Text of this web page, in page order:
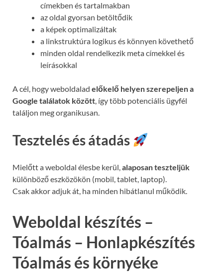
címekben és tartalmakban
az oldal gyorsan betöltődik
a képek optimalizáltak
a linkstruktúra logikus és könnyen követhető
minden oldal rendelkezik meta címekkel és
leírásokkal
A cél, hogy weboldalad előkelő helyen szerepeljen a
Google találatok között, így több potenciális ügyfél
találjon meg organikusan.
Tesztelés és átadás
Mielőtt a weboldal élesbe kerül,alaposan teszteljük
különböző eszközökön (mobil, tablet, laptop).
Csak akkor adjuk át, ha minden hibátlanul működik.
Weboldal készítés –
Tóalmás – Honlapkészítés
Tóalmás és környéke